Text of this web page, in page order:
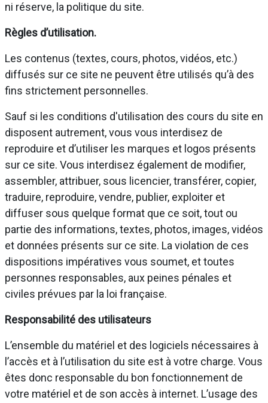
ni réserve, la politique du site.
Règles d’utilisation.
Les contenus (textes, cours, photos, vidéos, etc.)
diffusés sur ce site ne peuvent être utilisés qu’à des
fins strictement personnelles.
Sauf si les conditions d'utilisation des cours du site en
disposent autrement, vous vous interdisez de
reproduire et d’utiliser les marques et logos présents
sur ce site. Vous interdisez également de modifier,
assembler, attribuer, sous licencier, transférer, copier,
traduire, reproduire, vendre, publier, exploiter et
diffuser sous quelque format que ce soit, tout ou
partie des informations, textes, photos, images, vidéos
et données présents sur ce site. La violation de ces
dispositions impératives vous soumet, et toutes
personnes responsables, aux peines pénales et
civiles prévues par la loi française.
Responsabilité des utilisateurs
L’ensemble du matériel et des logiciels nécessaires à
l’accès et à l’utilisation du site est à votre charge. Vous
êtes donc responsable du bon fonctionnement de
votre matériel et de son accès à internet. L’usage des